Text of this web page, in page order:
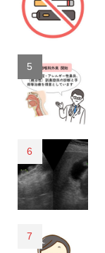
5
6
7